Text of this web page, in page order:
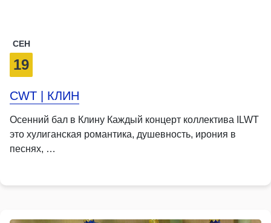
СЕН
19
CWT | КЛИН
Осенний бал в Клину Каждый концерт коллектива ILWT
это хулиганская романтика, душевность, ирония в
песнях, …